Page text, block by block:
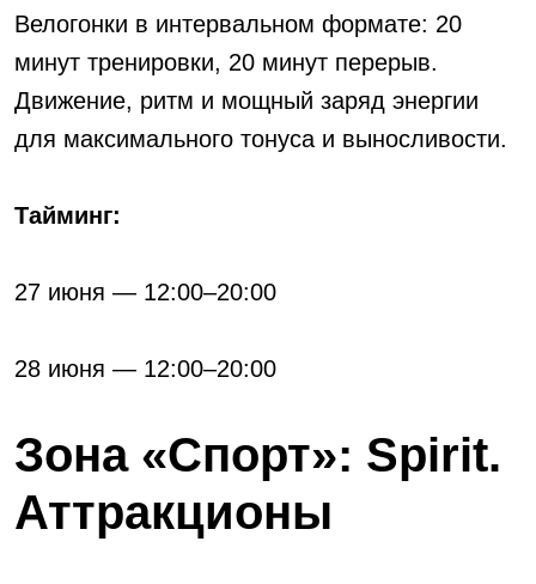
Велогонки в интервальном формате: 20
минут тренировки, 20 минут перерыв.
Движение, ритм и мощный заряд энергии
для максимального тонуса и выносливости.
Тайминг:
27 июня — 12:00–20:00
28 июня — 12:00–20:00
Зона «Спорт»: Spirit.
Аттракционы